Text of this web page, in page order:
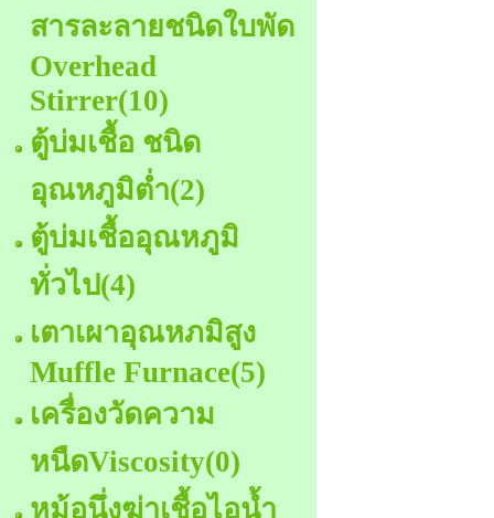
สารละลายชนิดใบพัด
Overhead
Stirrer(10)
ตู้บ่มเชื้อ ชนิด
อุณหภูมิต่ำ(2)
ตู้บ่มเชื้ออุณหภูมิ
ทั่วไป(4)
เตาเผาอุณหภมิสูง
Muffle Furnace(5)
เครื่องวัดความ
หนืดViscosity(0)
หม้อนึ่งฆ่าเชื้อไอน้ำ